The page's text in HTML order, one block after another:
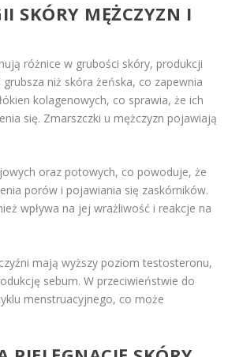
SKÓRY MĘŻCZYZN I
różnice w grubości skóry, produkcji
niż skóra żeńska, co zapewnia
kolagenowych, co sprawia, że ich
się. Zmarszczki u mężczyzn pojawiają
oraz potowych, co powoduje, że
porów i pojawiania się zaskórników.
wpływa na jej wrażliwość i reakcje na
mają wyższy poziom testosteronu,
sebum. W przeciwieństwie do
menstruacyjnego, co może